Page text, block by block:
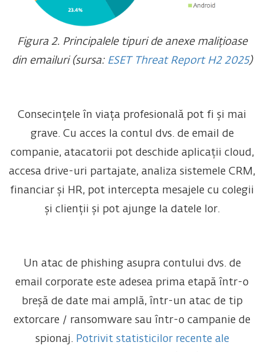
Figura 2. Principalele tipuri de anexe malițioase
din emailuri (sursa: ESET Threat Report H2 2025)
Consecințele în viața profesională pot fi și mai
grave. Cu acces la contul dvs. de email de
companie, atacatorii pot deschide aplicații cloud,
accesa drive-uri partajate, analiza sistemele CRM,
financiar și HR, pot intercepta mesajele cu colegii
și clienții și pot ajunge la datele lor.
Un atac de phishing asupra contului dvs. de
email corporate este adesea prima etapă într-o
breșă de date mai amplă, într-un atac de tip
extorcare / ransomware sau într-o campanie de
spionaj. Potrivit statisticilor recente ale